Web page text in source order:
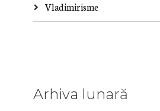
Vladimirisme
Arhiva lunară